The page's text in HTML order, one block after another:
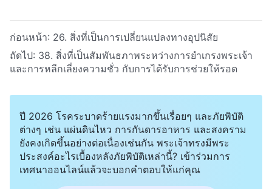
ก่อนหน้า: 26. สิ่งที่เป็นการเปลี่ยนแปลงทางอุปนิสัย
ถัดไป: 38. สิ่งที่เป็นสัมพันธภาพระหว่างการยำเกรงพระเจ้า
และการหลีกเลี่ยงความชั่ว กับการได้รับการช่วยให้รอด
ปี 2026 โรคระบาดร้ายแรงมากขึ้นเรื่อยๆ และภัยพิบัติ
ต่างๆ เช่น แผ่นดินไหว การกันดารอาหาร และสงคราม
ยังคงเกิดขึ้นอย่างต่อเนื่องเช่นกัน พระเจ้าทรงมีพระ
ประสงค์อะไรเบื้องหลังภัยพิบัติเหล่านี้? เข้าร่วมการ
เทศนาออนไลน์แล้วจะบอกคำตอบให้แก่คุณ